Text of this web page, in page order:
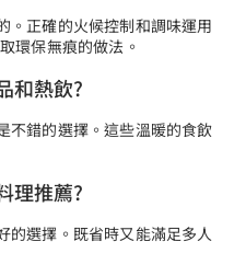
。正確的火候控制和調味運用
環保無痕的做法。
和熱飲?
不錯的選擇。這些溫暖的食飲
理推薦?
的選擇。既省時又能滿足多人